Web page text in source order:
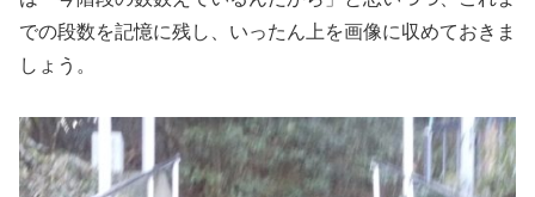
での段数を記憶に残し、いったん上を画像に収めておきま
しょう。